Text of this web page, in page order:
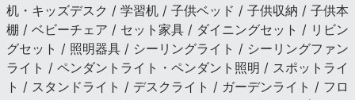
机・キッズデスク / 学習机 / 子供ベッド / 子供収納 / 子供本
棚 / ベビーチェア / セット家具 / ダイニングセット / リビン
グセット / 照明器具 / シーリングライト / シーリングファン
ライト / ペンダントライト・ペンダント照明 / スポットライ
ト / スタンドライト / デスクライト / ガーデンライト / フロ